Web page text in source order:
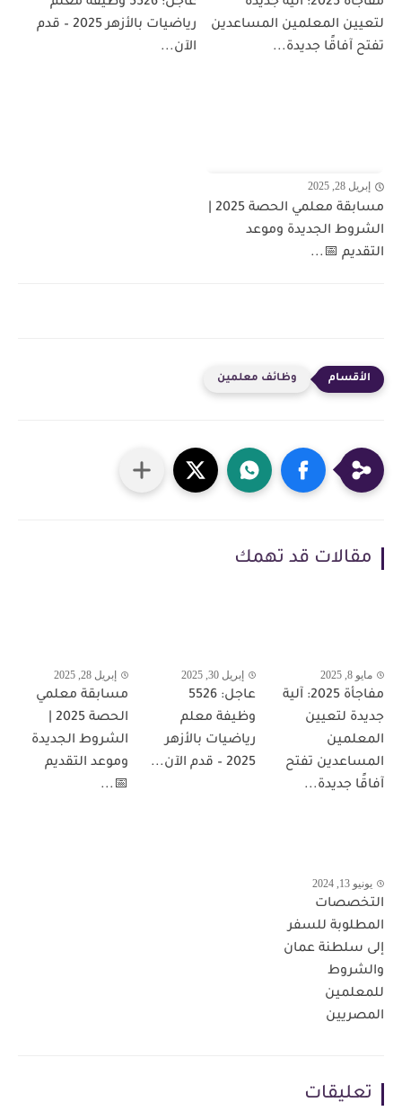
لتعيين المعلمين المساعدين
تفتح آفاقًا جديدة...
رياضيات بالأزهر 2025 – قدم
الآن...
إبريل 28, 2025
الشروط الجديدة وموعد
التقديم 📅...
وظائف معلمين
مقالات قد تهمك
مايو 8, 2025
مفاجأة 2025: آلية
جديدة لتعيين
المعلمين
المساعدين تفتح
آفاقًا جديدة...
إبريل 30, 2025
عاجل: 5526
وظيفة معلم
رياضيات بالأزهر
2025 – قدم الآن...
إبريل 28, 2025
مسابقة معلمي
الشروط الجديدة
وموعد التقديم
📅...
يونيو 13, 2024
التخصصات
المطلوبة للسفر
إلى سلطنة عمان
والشروط
للمعلمين
المصريين
تعليقات